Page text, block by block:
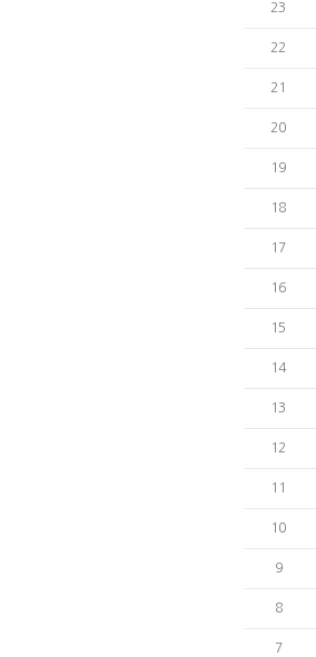
23
22
21
20
19
18
17
16
15
14
13
12
11
10
9
8
7